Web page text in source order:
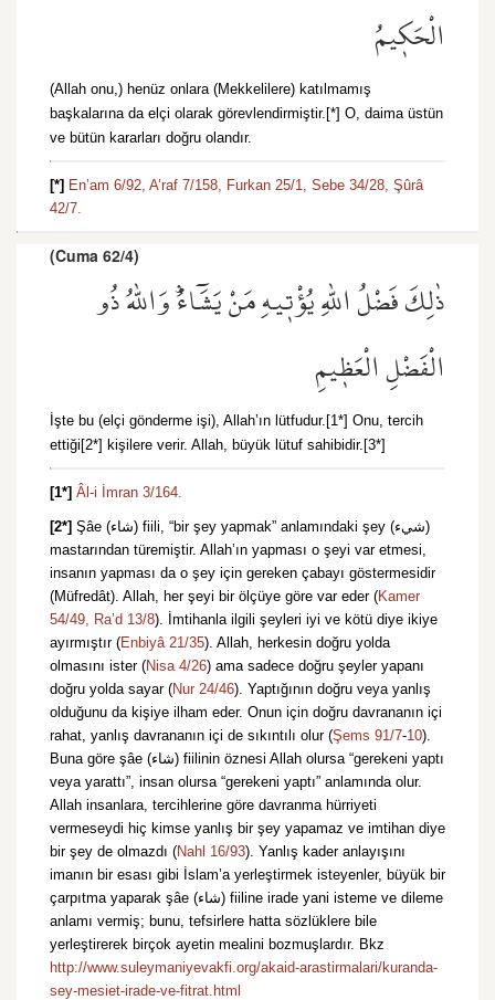
الْحَك۪يمُ
(Allah onu,) henüz onlara (Mekkelilere) katılmamış
başkalarına da elçi olarak görevlendirmiştir.[*] O, daima üstün
ve bütün kararları doğru olandır.
[*] En’am 6/92, A’raf 7/158, Furkan 25/1, Sebe 34/28, Şûrâ
42/7.
(Cuma 62/4)
ذٰلِكَ فَضْلُ اللّٰهِ يُؤْت۪يهِ مَنْ يَشَٓاءُۜ وَاللّٰهُ ذُو
الْفَضْلِ الْعَظ۪يمِ
İşte bu (elçi gönderme işi), Allah’ın lütfudur.[1*] Onu, tercih
ettiği[2*] kişilere verir. Allah, büyük lütuf sahibidir.[3*]
[1*] Âl-i İmran 3/164.
[2*] Şâe (شاء) fiili, “bir şey yapmak” anlamındaki şey (شيء)
mastarından türemiştir. Allah’ın yapması o şeyi var etmesi,
insanın yapması da o şey için gereken çabayı göstermesidir
(Müfredât). Allah, her şeyi bir ölçüye göre var eder (Kamer
54/49, Ra’d 13/8). İmtihanla ilgili şeyleri iyi ve kötü diye ikiye
ayırmıştır (Enbiyâ 21/35). Allah, herkesin doğru yolda
olmasını ister (Nisa 4/26) ama sadece doğru şeyler yapanı
doğru yolda sayar (Nur 24/46). Yaptığının doğru veya yanlış
olduğunu da kişiye ilham eder. Onun için doğru davrananın içi
rahat, yanlış davrananın içi de sıkıntılı olur (Şems 91/7-10).
Buna göre şâe (شاء) fiilinin öznesi Allah olursa “gerekeni yaptı
veya yarattı”, insan olursa “gerekeni yaptı” anlamında olur.
Allah insanlara, tercihlerine göre davranma hürriyeti
vermeseydi hiç kimse yanlış bir şey yapamaz ve imtihan diye
bir şey de olmazdı (Nahl 16/93). Yanlış kader anlayışını
imanın bir esası gibi İslam’a yerleştirmek isteyenler, büyük bir
çarpıtma yaparak şâe (شاء) fiiline irade yani isteme ve dileme
anlamı vermiş; bunu, tefsirlere hatta sözlüklere bile
yerleştirerek birçok ayetin mealini bozmuşlardır. Bkz
http://www.suleymaniyevakfi.org/akaid-arastirmalari/kuranda-
sey-mesiet-irade-ve-fitrat.html